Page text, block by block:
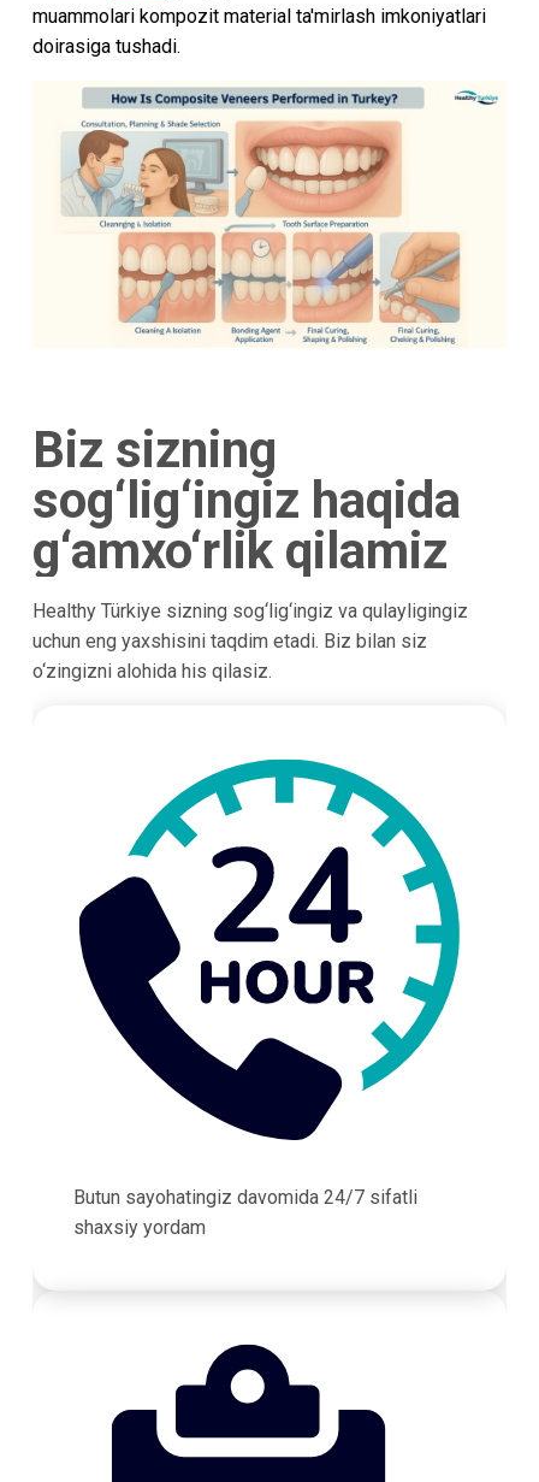
muammolari kompozit material ta'mirlash imkoniyatlari
doirasiga tushadi.
Biz sizning
sog‘lig‘ingiz haqida
g‘amxo‘rlik qilamiz
Healthy Türkiye sizning sog‘lig‘ingiz va qulayligingiz
uchun eng yaxshisini taqdim etadi. Biz bilan siz
o‘zingizni alohida his qilasiz.
Butun sayohatingiz davomida 24/7 sifatli
shaxsiy yordam